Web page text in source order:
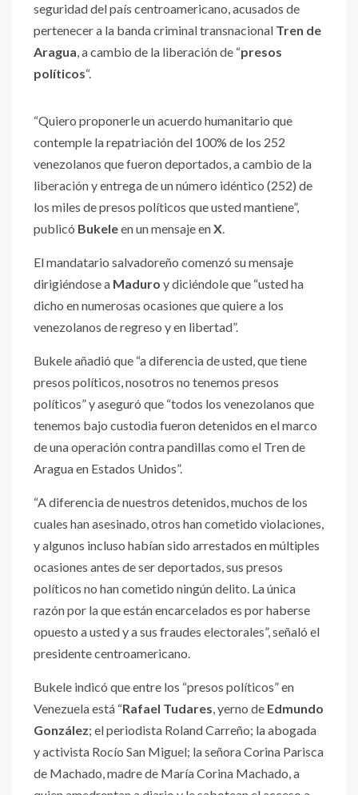
seguridad del país centroamericano, acusados de
pertenecer a la banda criminal transnacional Tren de
Aragua, a cambio de la liberación de “presos
políticos“.
“Quiero proponerle un acuerdo humanitario que
contemple la repatriación del 100% de los 252
venezolanos que fueron deportados, a cambio de la
liberación y entrega de un número idéntico (252) de
los miles de presos políticos que usted mantiene”,
publicó Bukeleen un mensaje enX.
El mandatario salvadoreño comenzó su mensaje
dirigiéndose a Maduro y diciéndole que “usted ha
dicho en numerosas ocasiones que quiere a los
venezolanos de regreso y en libertad”.
Bukele añadió que “a diferencia de usted, que tiene
presos políticos, nosotros no tenemos presos
políticos” y aseguró que “todos los venezolanos que
tenemos bajo custodia fueron detenidos en el marco
de una operación contra pandillas como el Tren de
Aragua en Estados Unidos”.
“A diferencia de nuestros detenidos, muchos de los
cuales han asesinado, otros han cometido violaciones,
y algunos incluso habían sido arrestados en múltiples
ocasiones antes de ser deportados, sus presos
políticos no han cometido ningún delito. La única
razón por la que están encarcelados es por haberse
opuesto a usted y a sus fraudes electorales”, señaló el
presidente centroamericano.
Bukele indicó que entre los “presos políticos” en
Venezuela está “Rafael Tudares, yerno de Edmundo
González; el periodista Roland Carreño; la abogada
y activista Rocío San Miguel; la señora Corina Parisca
de Machado, madre de María Corina Machado, a